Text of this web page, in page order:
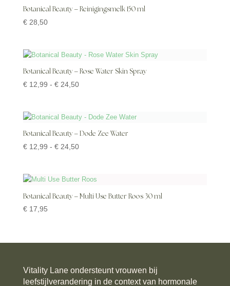
Botanical Beauty – Reinigingsmelk 150 ml
€28,50
Botanical Beauty – Rose Water Skin Spray
€12,99 - €24,50Prijsklasse:
€ 24,50
Botanical Beauty – Dode Zee Water
€12,99 - €24,50Prijsklasse:
€ 24,50
Botanical Beauty – Multi Use Butter Roos 30 ml
€17,95
Vitality Lane ondersteunt vrouwen bij
leefstijlverandering in de context van hormonale